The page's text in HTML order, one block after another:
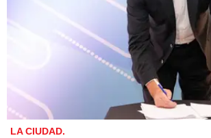
LA CIUDAD.